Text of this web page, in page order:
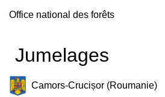
Office national des forêts
Jumelages
Camors-Crucișor (Roumanie)